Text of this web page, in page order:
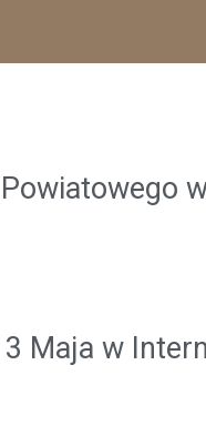
Maja w